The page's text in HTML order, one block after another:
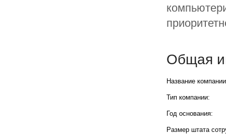
Общая
Название
Тип компании:
Год основания:
Размер штата